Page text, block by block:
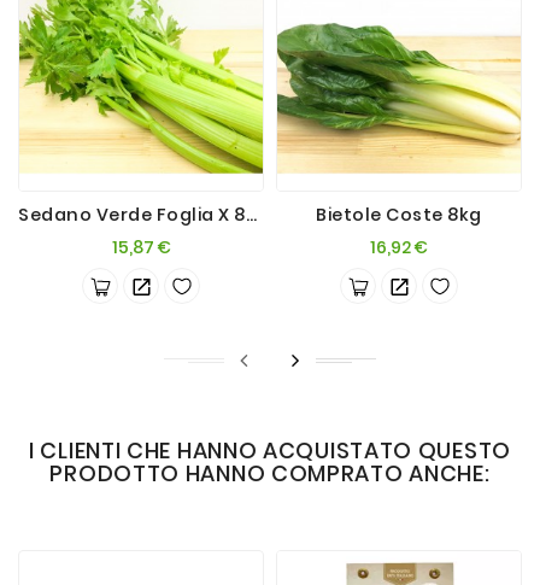
Sedano Verde Foglia X 8kg ( 8 Teste)
15,87 €Prezzo
Bietole Coste 8kg
16,92 €Prezzo
I CLIENTI CHE HANNO ACQUISTATO QUESTO
PRODOTTO HANNO COMPRATO ANCHE: